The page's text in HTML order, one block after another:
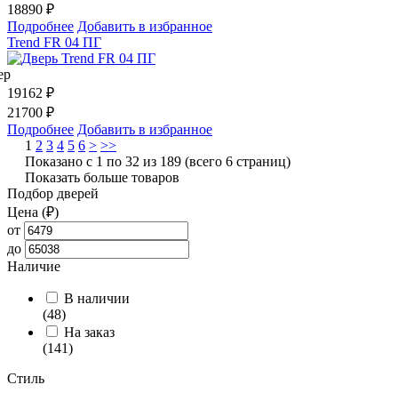
18890 ₽
Подробнее Добавить в избранное
Trend FR 04 ПГ
19162 ₽
21700 ₽
Подробнее Добавить в избранное
1 2 3 4 5 6 > >>
Показано с 1 по 32 из 189 (всего 6 страниц)
Показать больше товаров
Подбор дверей
Цена (₽)
от
до
Наличие
В наличии
(48)
На заказ
(141)
Стиль